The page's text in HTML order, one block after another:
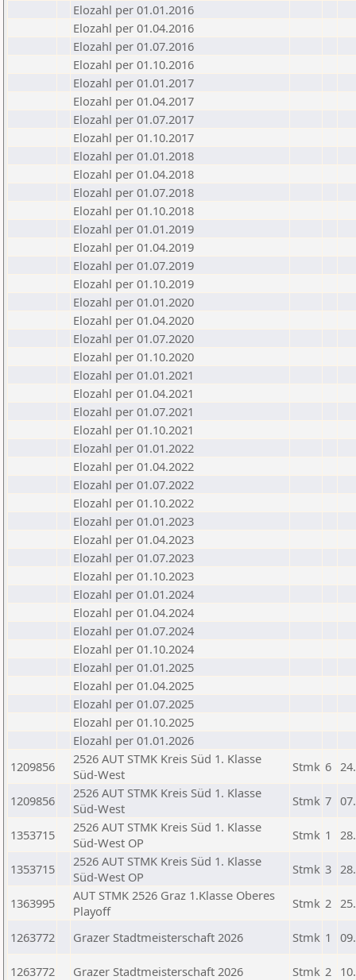
Elozahl per 01.01.2016
Elozahl per 01.04.2016
Elozahl per 01.07.2016
Elozahl per 01.10.2016
Elozahl per 01.01.2017
Elozahl per 01.04.2017
Elozahl per 01.07.2017
Elozahl per 01.10.2017
Elozahl per 01.01.2018
Elozahl per 01.04.2018
Elozahl per 01.07.2018
Elozahl per 01.10.2018
Elozahl per 01.01.2019
Elozahl per 01.04.2019
Elozahl per 01.07.2019
Elozahl per 01.10.2019
Elozahl per 01.01.2020
Elozahl per 01.04.2020
Elozahl per 01.07.2020
Elozahl per 01.10.2020
Elozahl per 01.01.2021
Elozahl per 01.04.2021
Elozahl per 01.07.2021
Elozahl per 01.10.2021
Elozahl per 01.01.2022
Elozahl per 01.04.2022
Elozahl per 01.07.2022
Elozahl per 01.10.2022
Elozahl per 01.01.2023
Elozahl per 01.04.2023
Elozahl per 01.07.2023
Elozahl per 01.10.2023
Elozahl per 01.01.2024
Elozahl per 01.04.2024
Elozahl per 01.07.2024
Elozahl per 01.10.2024
Elozahl per 01.01.2025
Elozahl per 01.04.2025
Elozahl per 01.07.2025
Elozahl per 01.10.2025
Elozahl per 01.01.2026
1209856
2526 AUT STMK Kreis Süd 1. Klasse
Süd-West
Stmk 6
1209856
2526 AUT STMK Kreis Süd 1. Klasse
Süd-West
Stmk 7
1353715
2526 AUT STMK Kreis Süd 1. Klasse
Süd-West OP
Stmk 1
1353715
2526 AUT STMK Kreis Süd 1. Klasse
Süd-West OP
Stmk 3
1363995
AUT STMK 2526 Graz 1.Klasse Oberes
Playoff
Stmk 2
1263772 Grazer Stadtmeisterschaft 2026 Stmk 1
1263772 Grazer Stadtmeisterschaft 2026 Stmk 2